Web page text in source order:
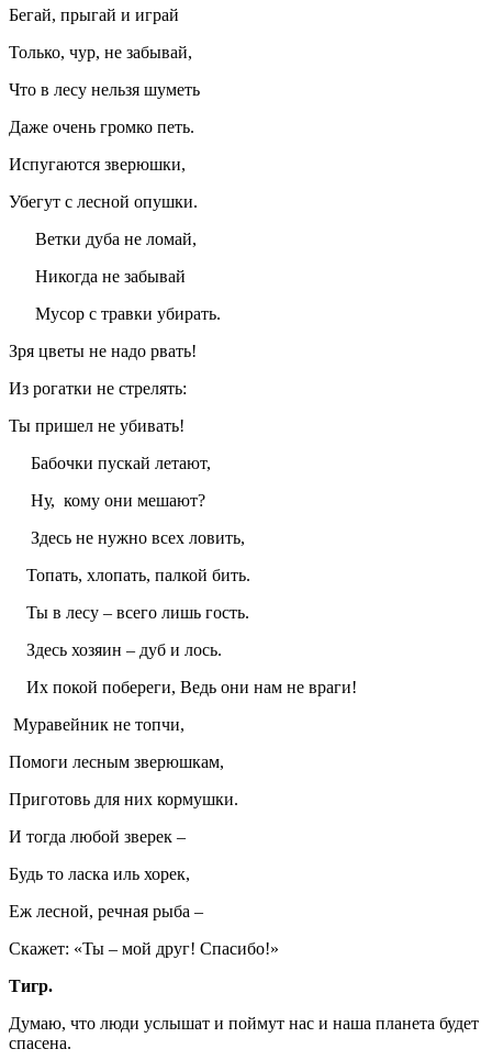
Бегай, прыгай и играй
Только, чур, не забывай,
Что в лесу нельзя шуметь
Даже очень громко петь.
Испугаются зверюшки,
Убегут с лесной опушки.
Ветки дуба не ломай,
Никогда не забывай
Мусор с травки убирать.
Зря цветы не надо рвать!
Из рогатки не стрелять:
Ты пришел не убивать!
Бабочки пускай летают,
Ну, кому они мешают?
Здесь не нужно всех ловить,
Топать, хлопать, палкой бить.
Ты в лесу – всего лишь гость.
Здесь хозяин – дуб и лось.
Их покой побереги, Ведь они нам не враги!
Муравейник не топчи,
Помоги лесным зверюшкам,
Приготовь для них кормушки.
И тогда любой зверек –
Будь то ласка иль хорек,
Еж лесной, речная рыба –
Скажет: «Ты – мой друг! Спасибо!»
Тигр.
Думаю, что люди услышат и поймут нас и наша планета будет
спасена.